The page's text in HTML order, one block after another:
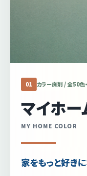
01 カラー床剤 / 全50色
マイホー
MY HOME COLOR
家をもっと好き